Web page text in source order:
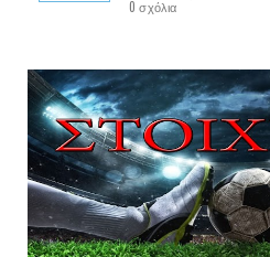
0 σχόλια